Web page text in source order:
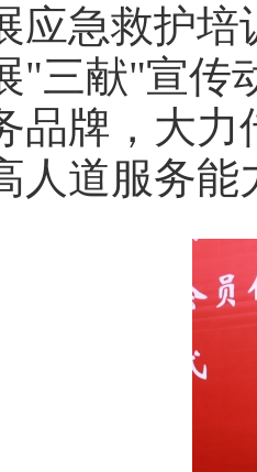
应急救护
"三献"宣传
品牌，大
人道服务能